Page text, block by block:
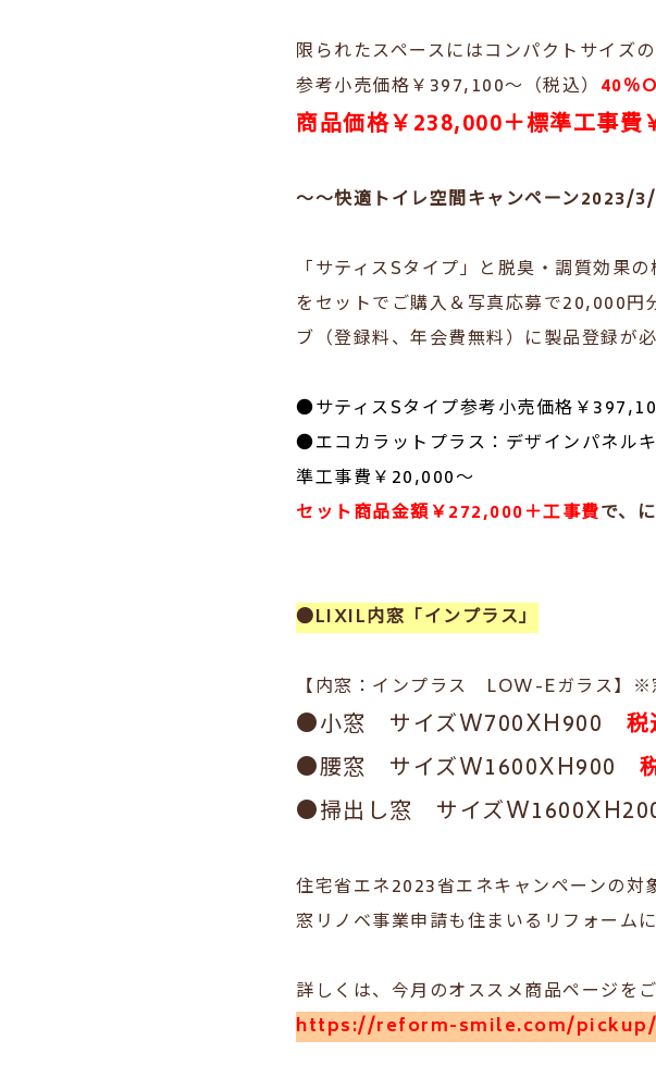
限られたスペースにはコンパクトサイズ
参考小売価格￥397,100～（税込） 40％
商品価格￥238,000＋標準工事費
～～快適トイレ空間キャンペーン2023/
「サティスSタイプ」と脱臭・調質効果
をセットでご購入＆写真応募で20,000
ブ（登録料、年会費無料）に製品登録が
●サティスSタイプ参考小売価格￥
●エコカラットプラス：デザインパネ
準工事費￥20,000～
セット商品金額￥272,000＋工事費で、
●LIXIL内窓「インプラス」
【内窓：インプラス LOW-Eガラス】※
●小窓 サイズW700XH900
●腰窓 サイズW1600XH900
●掃出し窓 サイズ
住宅省エネ2023省エネキャンペーンの対
窓リノベ事業申請も住まいるリフォーム
詳しくは、今月のオススメ商品ページを
https://reform-smile.com/pickup/